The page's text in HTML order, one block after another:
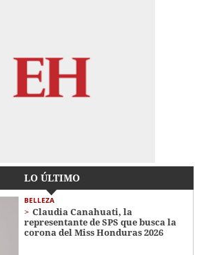
LO ÚLTIMO
BELLEZA
Claudia Canahuati, la
representante de SPS que busca la
corona del Miss Honduras 2026